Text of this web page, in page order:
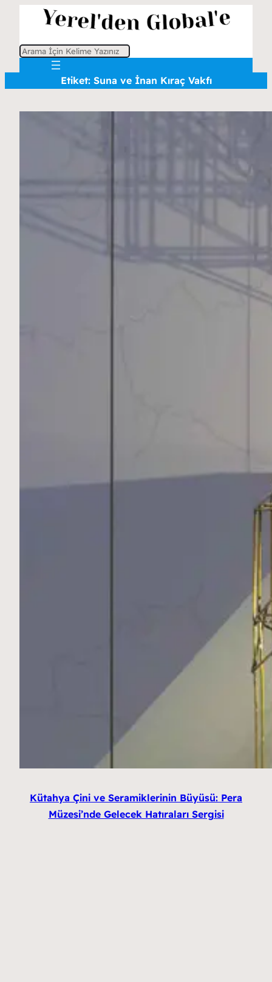
A
Etiket: Suna ve İnan Kıraç Vakfı
Kütahya Çini ve Seramiklerinin Büyüsü: Pera
Müzesi’nde Gelecek Hatıraları Sergisi